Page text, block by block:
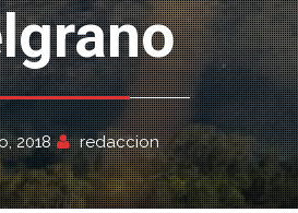
2018 redaccion